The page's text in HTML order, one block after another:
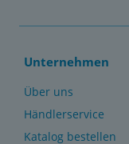
Unternehmen
Über uns
Händlerservice
Katalog bestellen